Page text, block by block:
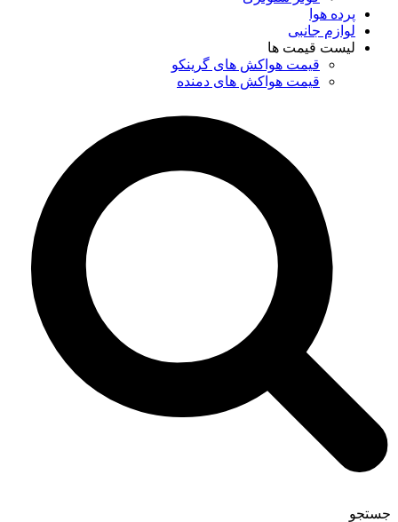
پرده هوا
لوازم جانبی
لیست قیمت ها
قیمت هواکش های گرینکو
قیمت هواکش های دمنده
جستجو